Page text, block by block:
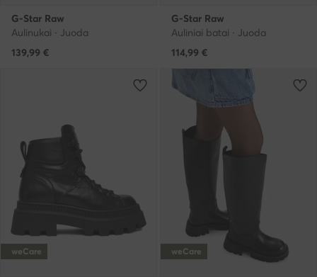
G-Star Raw
Aulinukai · Juoda
139,99 €
G-Star Raw
Auliniai batai · Juoda
114,99 €
weCare weCare